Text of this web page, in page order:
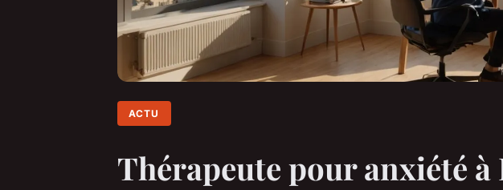
ACTU
Thérapeute pour anxiété